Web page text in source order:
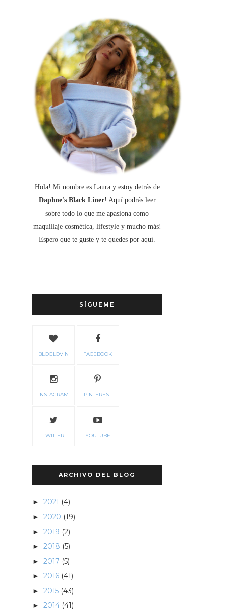
Hola! Mi nombre es Laura y estoy detrás de
Daphne's Black Liner! Aquí podrás leer
sobre todo lo que me apasiona como
maquillaje cosmética, lifestyle y mucho más!
Espero que te guste y te quedes por aquí.
SÍGUEME
BLOGLOVIN FACEBOOK
INSTAGRAM PINTEREST
TWITTER YOUTUBE
ARCHIVO DEL BLOG
► 2021 (4)
► 2020 (19)
► 2019 (2)
► 2018 (5)
► 2017 (5)
► 2016 (41)
► 2015 (43)
► 2014 (41)